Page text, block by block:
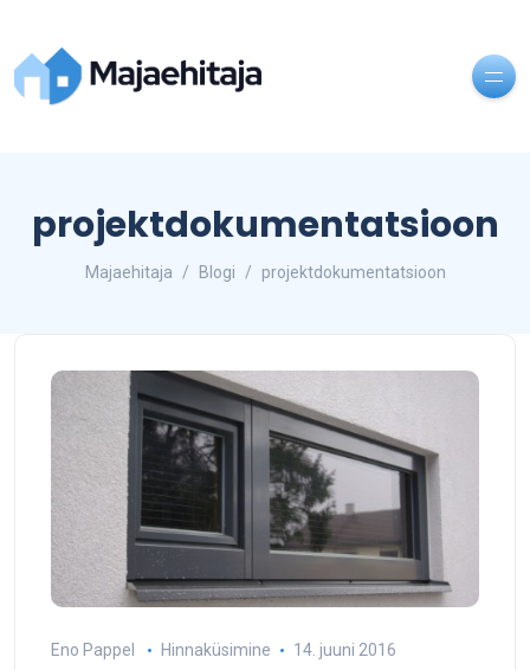
projektdokumentatsioon
Majaehitaja Blogi projektdokumentatsioon
Eno Pappel Hinnaküsimine 14. juuni 2016